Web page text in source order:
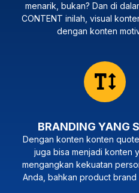
menarik, bukan? Dan di
CONTENT inilah, visual
dengan konten
BRANDING YANG
Dengan konten konten
juga bisa menjadi konten
mengangkan kekuatan
Anda, bahkan product brand